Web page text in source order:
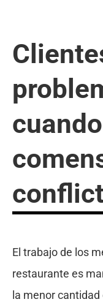
El trabajo de los
restaurante es
la menor